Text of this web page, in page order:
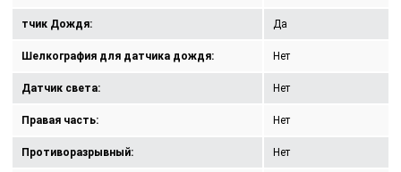
тчик Дождя: Да
Шелкография для датчика дождя: Нет
Датчик света: Нет
Правая часть: Нет
Противоразрывный: Нет